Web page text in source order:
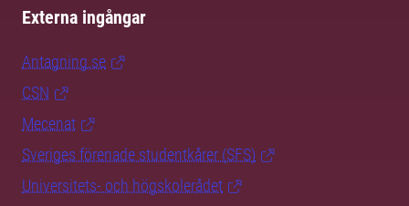
Externa ingångar
Antagning.se
CSN
Mecenat
Sveriges förenade studentkårer (SFS)
Universitets- och högskolerådet